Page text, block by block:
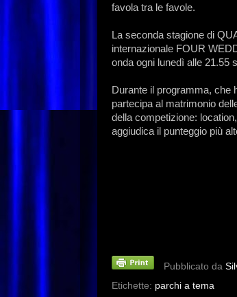
favola tra le favole.
La seconda stagione di
internazionale FOUR
onda ogni lunedì alle 21.55
Durante il programma, che
partecipa al matrimonio
della competizione:
aggiudica il punteggio più
Pubblicato da
Etichette: parchi a tema